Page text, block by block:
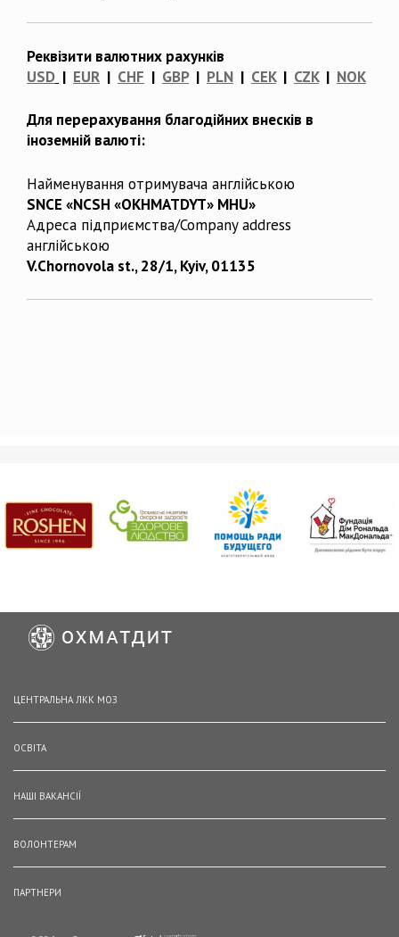
Реквізити валютних рахунків
USD | EUR | CHF | GBP| PLN | CEK| CZK| NOK
Для перерахування благодійних внесків в
іноземній валюті:
Найменування отримувача англійською
SNCE «NCSH «OKHMATDYT» MHU»
Адреса підприємства/Company address
англійською
V.Chornovola st., 28/1, Kyiv, 01135
ЦЕНТРАЛЬНА ЛКК МОЗ
ОСВІТА
НАШІ ВАКАНСІЇ
ВОЛОНТЕРАМ
ПАРТНЕРИ